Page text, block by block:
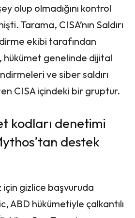
olup olmadığını kontrol
Tarama, CISA’nın Saldırı
ekibi tarafından
hükümet genelinde dijital
ve siber saldırı
CISA içindeki bir gruptur.
kodları denetimi
destek
için gizlice başvuruda
ABD hükümetiyle çalkantılı